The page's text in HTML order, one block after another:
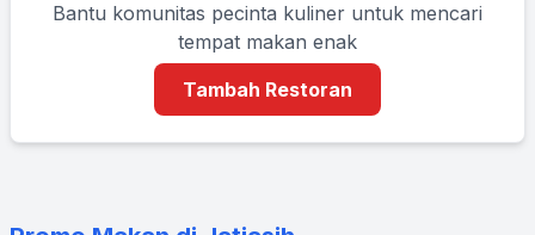
Bantu komunitas pecinta kuliner untuk mencari
tempat makan enak
Tambah Restoran